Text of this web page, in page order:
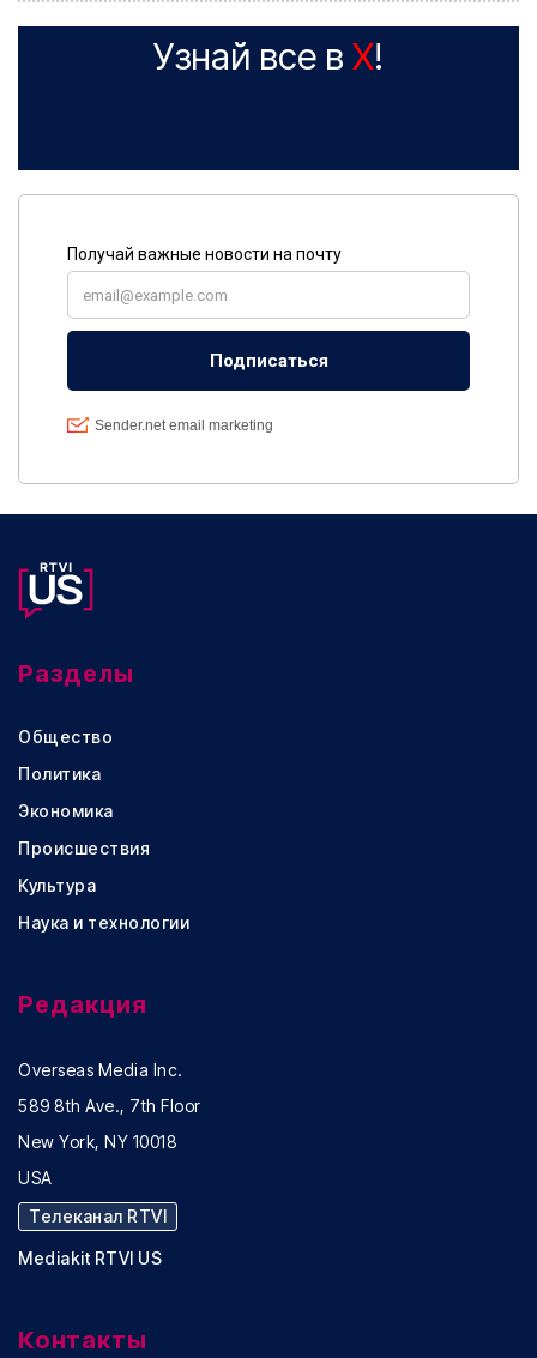
Узнай все в X!
Разделы
Общество
Политика
Экономика
Происшествия
Культура
Наука и технологии
Редакция
Overseas Media Inc.
589 8th Ave., 7th Floor
New York, NY 10018
USA
Телеканал RTVI
Mediakit RTVI US
Контакты